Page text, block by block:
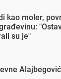
kao moler,
su je"